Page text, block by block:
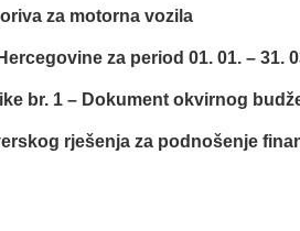
za motorna vozila
za period 01. 01. – 31.
br. 1 – Dokument okvirnog
rješenja za podnošenje